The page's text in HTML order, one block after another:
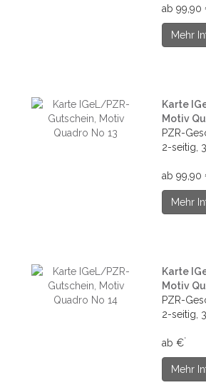
ab 99,90
Mehr
Karte
Motiv
PZR-
2-seitig,
ab 99,90
Mehr
Karte
Motiv
PZR-
2-seitig,
ab €*
Mehr